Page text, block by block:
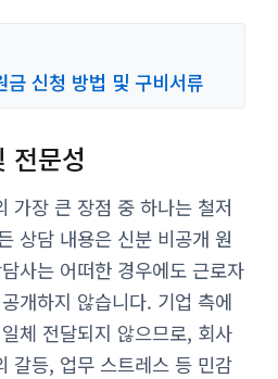
금 신청 방법 및 구비서류
전문성
가장 큰 장점 중 하나는 철저
상담 내용은 신분 비공개 원
사는 어떠한 경우에도 근로자
개하지 않습니다. 기업 측에
체 전달되지 않으므로, 회사
갈등, 업무 스트레스 등 민감